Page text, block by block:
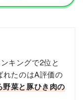
キングで2位と
れたのはA評価の
菜と豚ひき肉の